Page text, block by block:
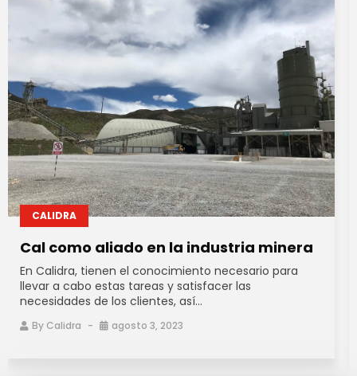
CALIDRA
Cal como aliado en la industria minera
En Calidra, tienen el conocimiento necesario para
llevar a cabo estas tareas y satisfacer las
necesidades de los clientes, así...
By Calidra agosto 3, 2023